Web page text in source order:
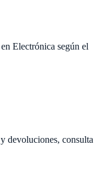
Electrónica según el
devoluciones, consulta